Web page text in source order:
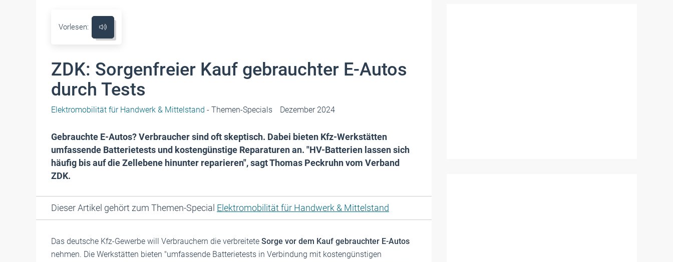
Vorlesen:
ZDK: Sorgenfreier Kauf gebrauchter E-Autos
durch Tests
Elektromobilität für Handwerk & Mittelstand - Themen-Specials Dezember 2024
Gebrauchte E-Autos? Verbraucher sind oft skeptisch. Dabei bieten Kfz-Werkstätten
umfassende Batterietests und kostengünstige Reparaturen an. "HV-Batterien lassen sich
häufig bis auf die Zellebene hinunter reparieren", sagt Thomas Peckruhn vom Verband
ZDK.
Dieser Artikel gehört zum Themen-Special Elektromobilität für Handwerk & Mittelstand
Das deutsche Kfz-Gewerbe will Verbrauchern die verbreitete Sorge vor dem Kauf gebrauchter E-Autos
nehmen. Die Werkstätten bieten "umfassende Batterietests in Verbindung mit kostengünstigen